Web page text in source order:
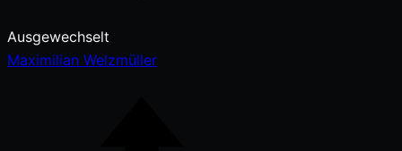
Ausgewechselt
Maximilian Welzmüller